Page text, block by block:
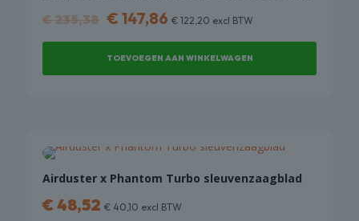
€235,38 Oorspronkelijke
was:
€ 235,38.
€ 147,86 Huidige
is:
€ 147,86.
€ 122,20 excl BTW
TOEVOEGEN AAN WINKELWAGEN
Airduster x Phantom Turbo sleuvenzaagblad
€48,52 € 40,10 excl BTW